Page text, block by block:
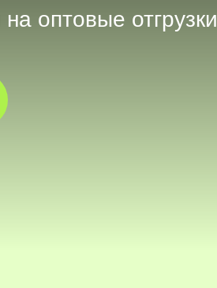
оптовые отгрузки